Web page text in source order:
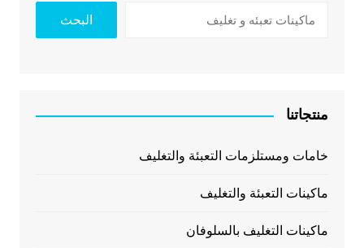
البحث
منتجاتنا
خامات ومستلزمات التعبئة والتغليف
ماكينات التعبئة والتغليف
ماكينات التغليف بالسلوفان